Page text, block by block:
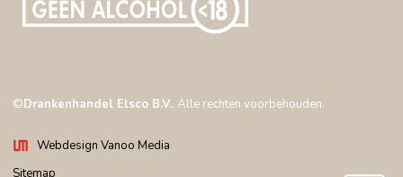
©Drankenhandel Elsco B.V.. Alle rechten voorbehouden.
Webdesign Vanoo Media
Sitemap